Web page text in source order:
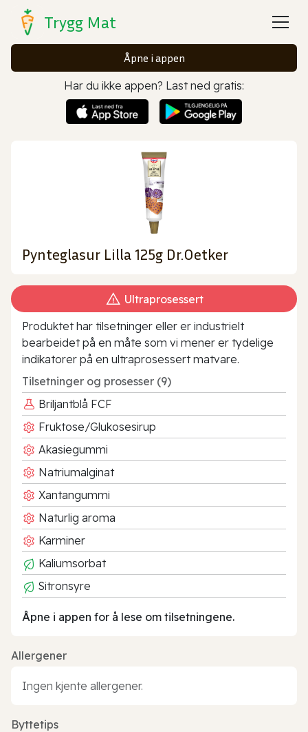
Trygg Mat
Åpne i appen
Har du ikke appen? Last ned gratis:
Pynteglasur Lilla 125g Dr.Oetker
Ultraprosessert
Produktet har tilsetninger eller er industrielt
bearbeidet på en måte som vi mener er tydelige
indikatorer på en ultraprosessert matvare.
Tilsetninger og prosesser (9)
Briljantblå FCF
Fruktose/Glukosesirup
Akasiegummi
Natriumalginat
Xantangummi
Naturlig aroma
Karminer
Kaliumsorbat
Sitronsyre
Åpne i appen for å lese om tilsetningene.
Allergener
Ingen kjente allergener.
Byttetips